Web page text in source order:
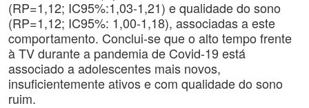
(RP=1,12; IC95%:1,03-1,21) e qualidade do sono
(RP=1,12; IC95%: 1,00-1,18), associadas a este
comportamento. Conclui-se que o alto tempo frente
à TV durante a pandemia de Covid-19 está
associado a adolescentes mais novos,
insuficientemente ativos e com qualidade do sono
ruim.